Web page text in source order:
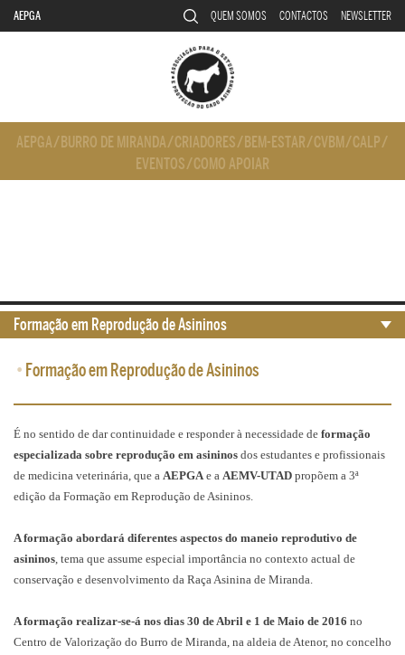
AEPGA QUEM SOMOS CONTACTOS NEWSLETTER
AEPGA/ BURRO DE MIRANDA/CRIADORES/ BEM-ESTAR/CVBM/CALP/
EVENTOS/COMO APOIAR
• Formação em Reprodução de Asininos
É no sentido de dar continuidade e responder à necessidade de formação
especializada sobre reprodução em asininos dos estudantes e profissionais
de medicina veterinária, que a AEPGAe a AEMV-UTAD propõem a 3ª
edição da Formação em Reprodução de Asininos.
A formação abordará diferentes aspectos do maneio reprodutivo de
asininos, tema que assume especial importância no contexto actual de
conservação e desenvolvimento da Raça Asinina de Miranda.
A formação realizar-se-á nos dias 30 de Abril e 1 de Maio de 2016 no
Centro de Valorização do Burro de Miranda, na aldeia de Atenor, no concelho
Formação em Reprodução de Asininos